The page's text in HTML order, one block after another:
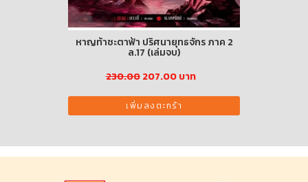
หาญท้าชะตาฟ้า ปริศนายุทธจักร ภาค 2
ล.17 (เล่มจบ)
230.00207.00 บาท
เพิ่มลงตะกร้า